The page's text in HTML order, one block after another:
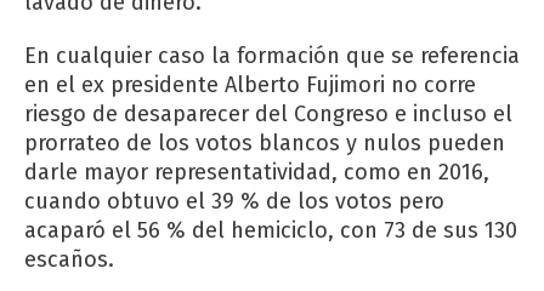
En cualquier caso la formación que se referencia
en el ex presidente Alberto Fujimori no corre
riesgo de desaparecer del Congreso e incluso el
prorrateo de los votos blancos y nulos pueden
darle mayor representatividad, como en 2016,
cuando obtuvo el 39 % de los votos pero
acaparó el 56 % del hemiciclo, con 73 de sus 130
escaños.